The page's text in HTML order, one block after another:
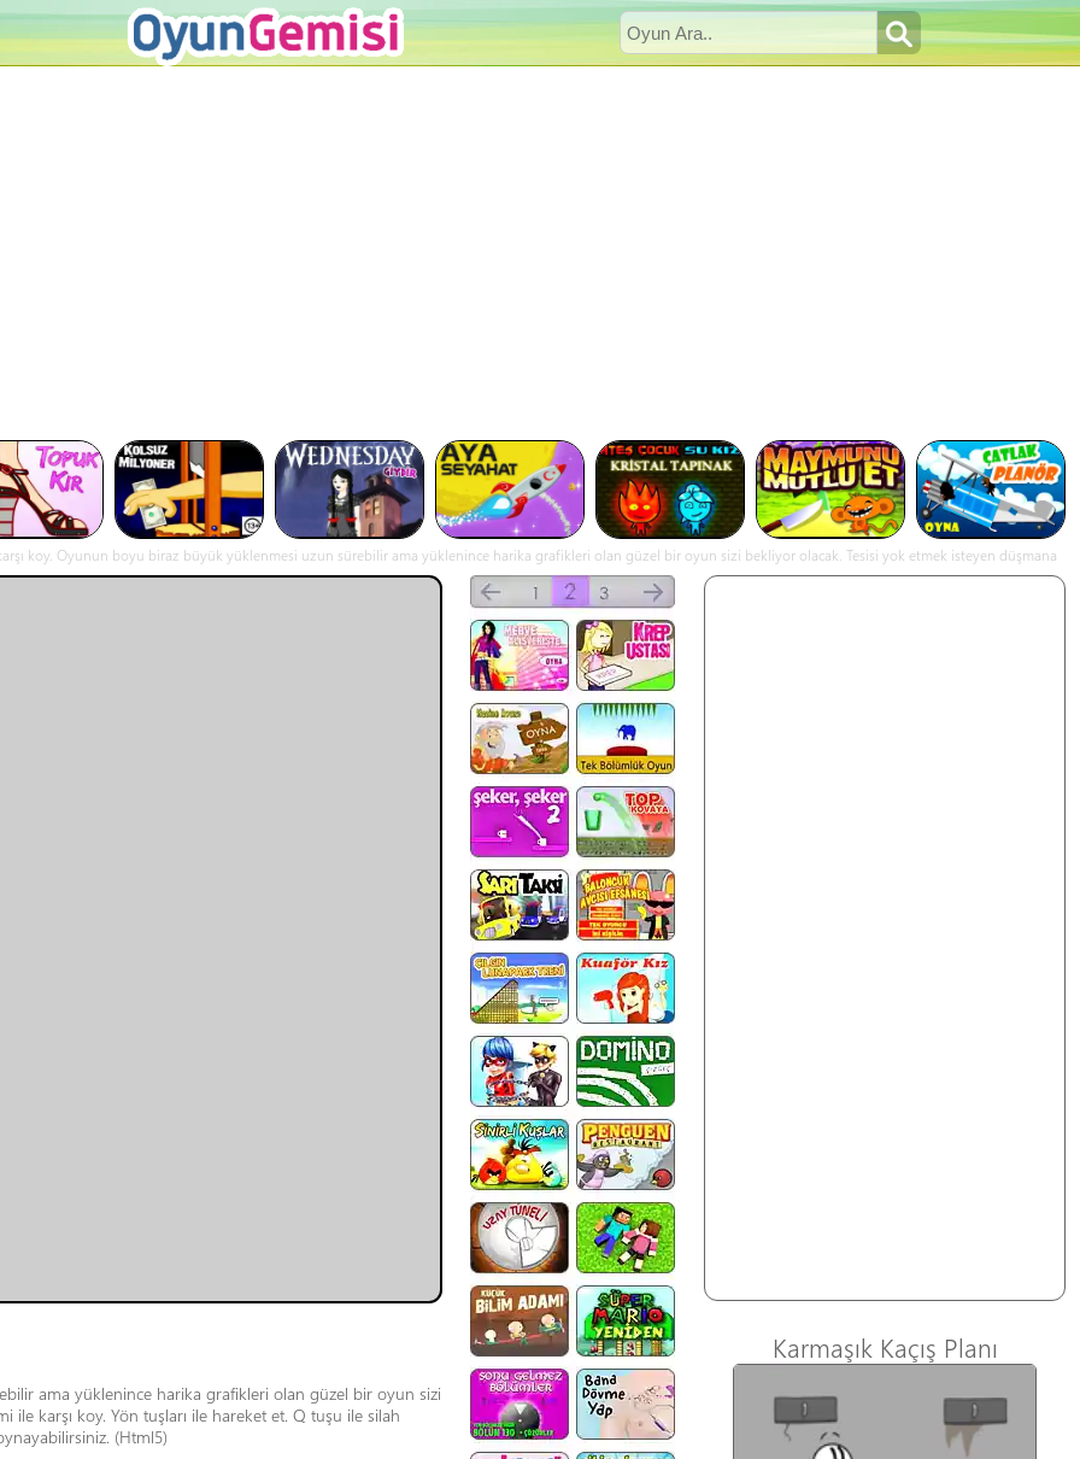
koy. Oyunun boyu biraz büyük yüklenmesi uzun sürebilir ama yüklenince harika grafikleri olan güzel bir oyun sizi bekliyor olacak. Tesisi yok etmek isteyen düşmana
et. Q tuşu ile silah değiştir. R tuşu ile şarjör değiştir. Oyunu ayrıca takım maçı modunda da oynayabilirsiniz. - Saldırı Timi online oyna
ama yüklenince harika grafikleri olan güzel bir oyun sizi
ile karşı koy. Yön tuşları ile hareket et. Q tuşu ile silah
(Html5)
Karmaşık Kaçış Planı